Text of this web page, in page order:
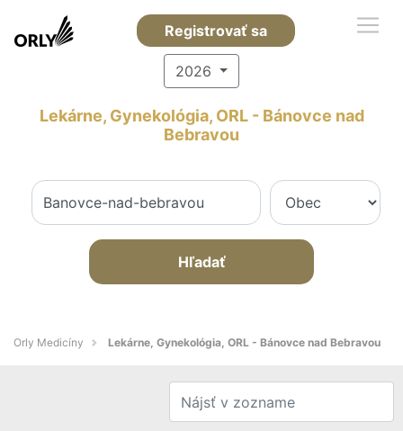
Registrovať sa
2026
Lekárne, Gynekológia, ORL - Bánovce nad
Bebravou
Hľadať
Orly Medicíny Lekárne, Gynekológia, ORL - Bánovce nad Bebravou